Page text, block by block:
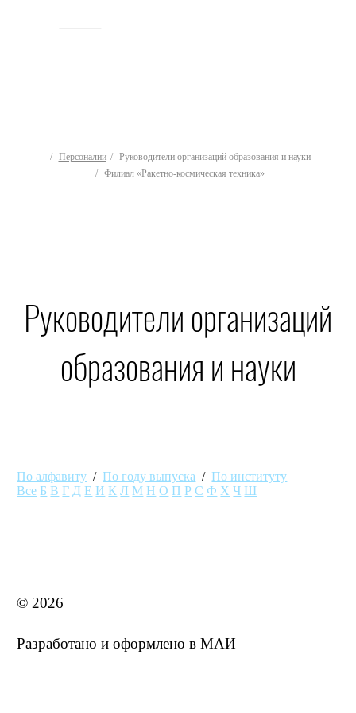
Персоналии
Руководители организаций образования и науки
Филиал «Ракетно-космическая техника»
Руководители организаций
образования и науки
По алфавиту /По году выпуска /По институту
Все Б В Г Д Е И К Л М Н О П Р С Ф Х Ч Ш
© 2026
Разработано и оформлено в МАИ